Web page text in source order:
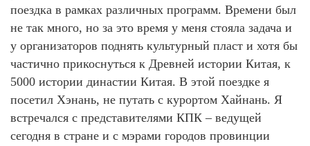
поездка в рамках различных программ. Времени был
не так много, но за это время у меня стояла задача и
у организаторов поднять культурный пласт и хотя бы
частично прикоснуться к Древней истории Китая, к
5000 истории династии Китая. В этой поездке я
посетил Хэнань, не путать с курортом Хайнань. Я
встречался с представителями КПК – ведущей
сегодня в стране и с мэрами городов провинции